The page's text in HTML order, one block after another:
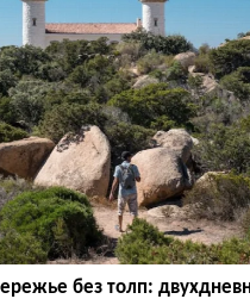
без толп: